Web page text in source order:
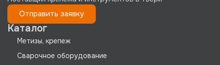
Отправить заявку
Каталог
Метизы, крепеж
Сварочное оборудование